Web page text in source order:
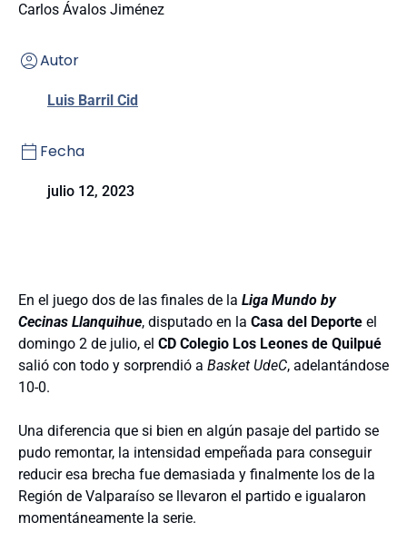
Carlos Ávalos Jiménez
Autor
Luis Barril Cid
Fecha
julio 12, 2023
En el juego dos de las finales de la Liga Mundo by
Cecinas Llanquihue, disputado en la Casa del Deporte el
domingo 2 de julio, el CD Colegio Los Leones de Quilpué
salió con todo y sorprendió a Basket UdeC, adelantándose
10-0.
Una diferencia que si bien en algún pasaje del partido se
pudo remontar, la intensidad empeñada para conseguir
reducir esa brecha fue demasiada y finalmente los de la
Región de Valparaíso se llevaron el partido e igualaron
momentáneamente la serie.